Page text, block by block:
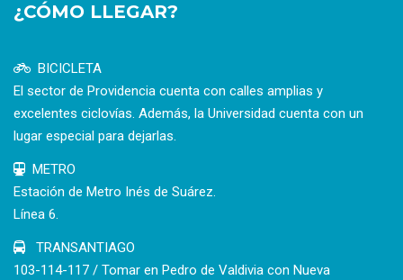
¿CÓMO LLEGAR?
BICICLETA
El sector de Providencia cuenta con calles amplias y
excelentes ciclovías. Además, la Universidad cuenta con un
lugar especial para dejarlas.
METRO
Estación de Metro Inés de Suárez.
Línea 6.
TRANSANTIAGO
103-114-117 / Tomar en Pedro de Valdivia con Nueva